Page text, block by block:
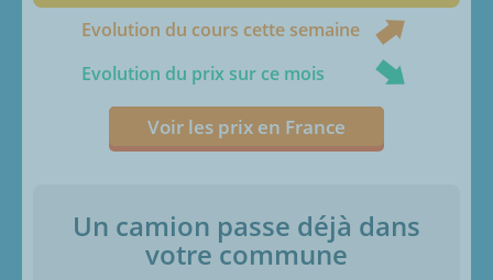
Evolution du cours cette semaine
Evolution du prix sur ce mois
Voir les prix en France
Un camion passe déjà dans
votre commune